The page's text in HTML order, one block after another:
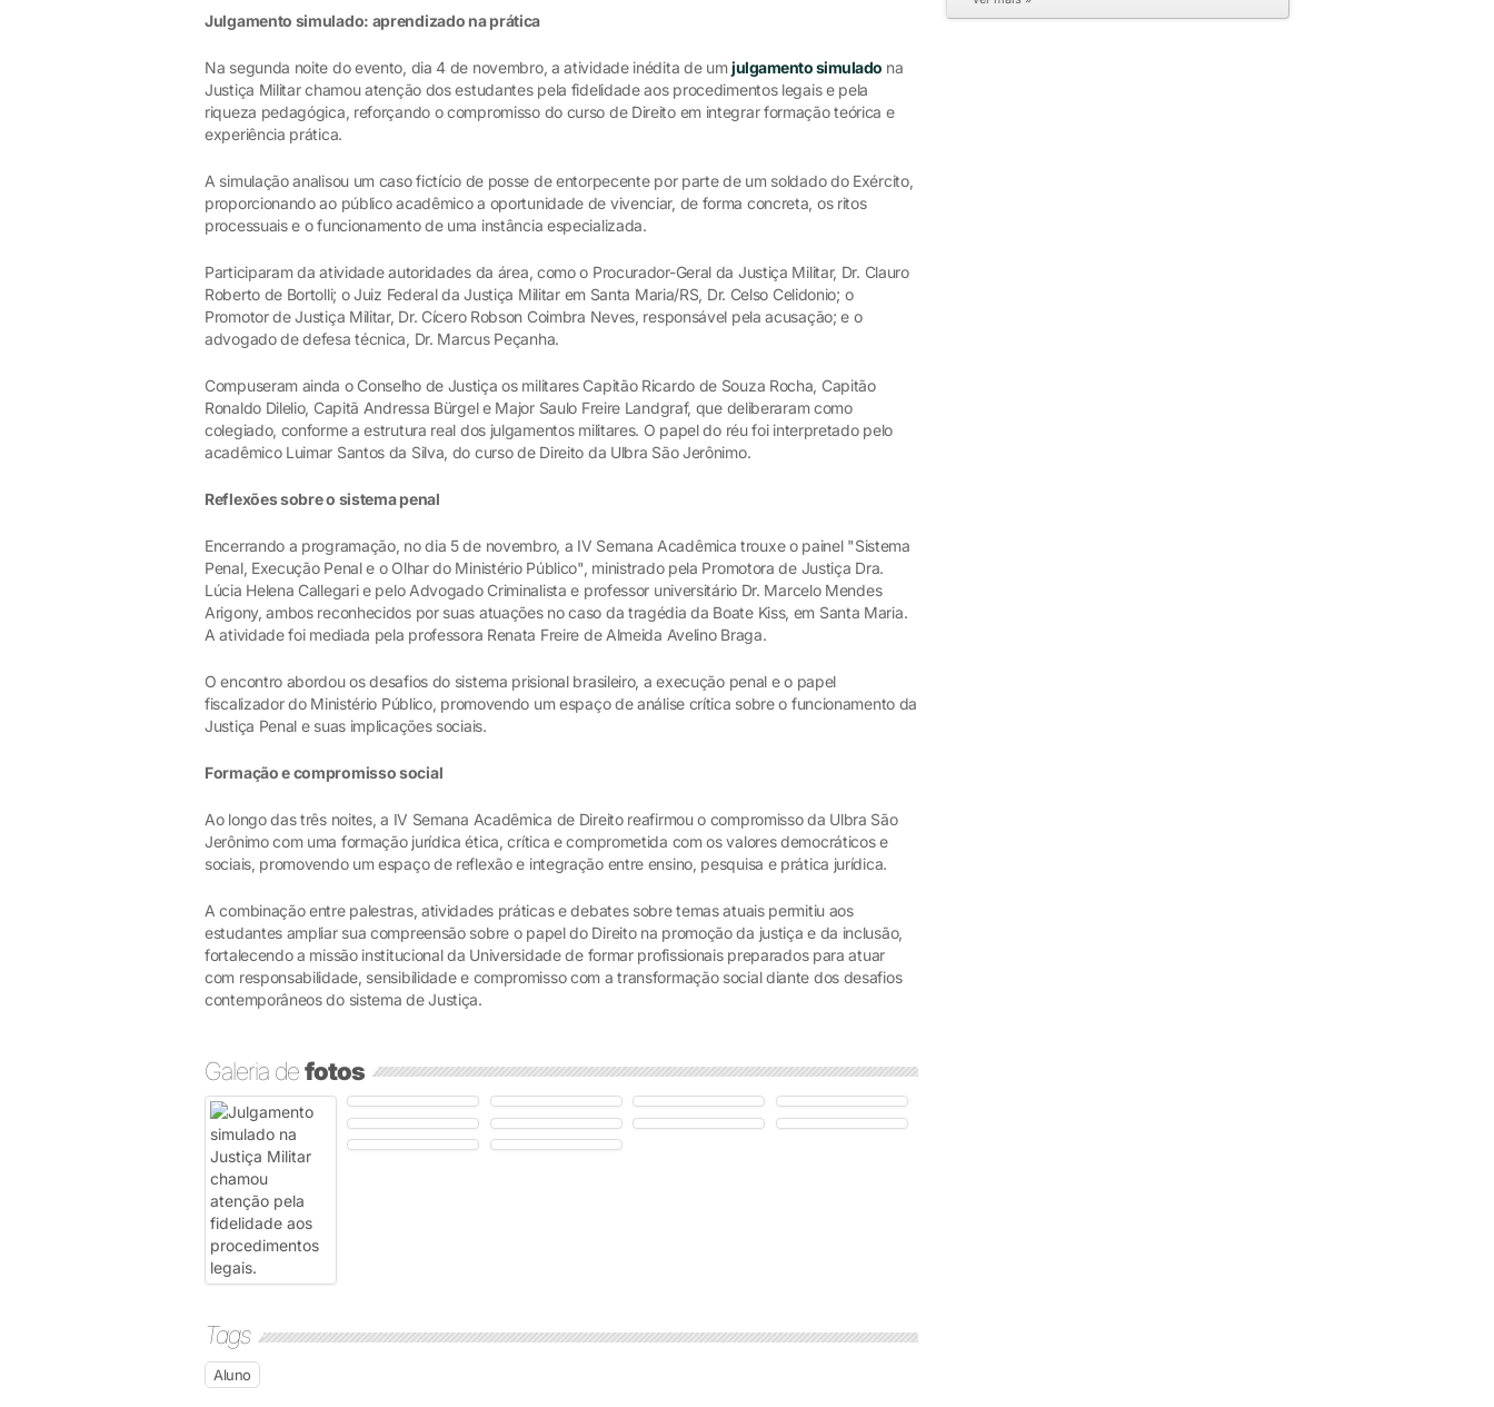
Julgamento simulado: aprendizado na prática
Na segunda noite do evento, dia 4 de novembro, a atividade inédita de umjulgamento simulado na
Justiça Militar chamou atenção dos estudantes pela fidelidade aos procedimentos legais e pela
riqueza pedagógica, reforçando o compromisso do curso de Direito em integrar formação teórica e
experiência prática.
A simulação analisou um caso fictício de posse de entorpecente por parte de um soldado do Exército,
proporcionando ao público acadêmico a oportunidade de vivenciar, de forma concreta, os ritos
processuais e o funcionamento de uma instância especializada.
Participaram da atividade autoridades da área, como o Procurador-Geral da Justiça Militar, Dr. Clauro
Roberto de Bortolli; o Juiz Federal da Justiça Militar em Santa Maria/RS, Dr. Celso Celidonio; o
Promotor de Justiça Militar, Dr. Cícero Robson Coimbra Neves, responsável pela acusação; e o
advogado de defesa técnica, Dr. Marcus Peçanha.
Compuseram ainda o Conselho de Justiça os militares Capitão Ricardo de Souza Rocha, Capitão
Ronaldo Dilelio, Capitã Andressa Bürgel e Major Saulo Freire Landgraf, que deliberaram como
colegiado, conforme a estrutura real dos julgamentos militares. O papel do réu foi interpretado pelo
acadêmico Luimar Santos da Silva, do curso de Direito da Ulbra São Jerônimo.
Reflexões sobre o sistema penal
Encerrando a programação, no dia 5 de novembro, a IV Semana Acadêmica trouxe o painel "Sistema
Penal, Execução Penal e o Olhar do Ministério Público", ministrado pela Promotora de Justiça Dra.
Lúcia Helena Callegari e pelo Advogado Criminalista e professor universitário Dr. Marcelo Mendes
Arigony, ambos reconhecidos por suas atuações no caso da tragédia da Boate Kiss, em Santa Maria.
A atividade foi mediada pela professora Renata Freire de Almeida Avelino Braga.
O encontro abordou os desafios do sistema prisional brasileiro, a execução penal e o papel
fiscalizador do Ministério Público, promovendo um espaço de análise crítica sobre o funcionamento da
Justiça Penal e suas implicações sociais.
Formação e compromisso social
Ao longo das três noites, a IV Semana Acadêmica de Direito reafirmou o compromisso da Ulbra São
Jerônimo com uma formação jurídica ética, crítica e comprometida com os valores democráticos e
sociais, promovendo um espaço de reflexão e integração entre ensino, pesquisa e prática jurídica.
A combinação entre palestras, atividades práticas e debates sobre temas atuais permitiu aos
estudantes ampliar sua compreensão sobre o papel do Direito na promoção da justiça e da inclusão,
fortalecendo a missão institucional da Universidade de formar profissionais preparados para atuar
com responsabilidade, sensibilidade e compromisso com a transformação social diante dos desafios
contemporâneos do sistema de Justiça.
Galeria defotos
Tags
Aluno